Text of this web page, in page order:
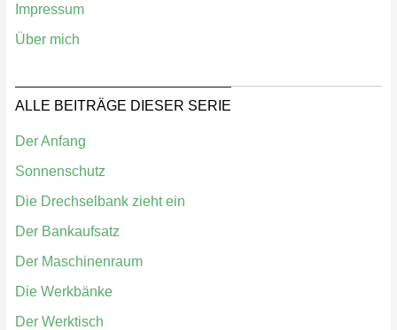
Impressum
Über mich
ALLE BEITRÄGE DIESER SERIE
Der Anfang
Sonnenschutz
Die Drechselbank zieht ein
Der Bankaufsatz
Der Maschinenraum
Die Werkbänke
Der Werktisch